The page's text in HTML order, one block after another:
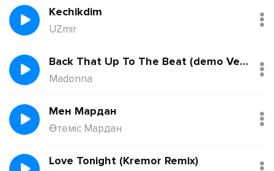
Kechikdim
UZmir
Back That Up To The Beat (demo Version)
Madonna
Мен Мардан
Өтеміс Мардан
Love Tonight (Kremor Remix)